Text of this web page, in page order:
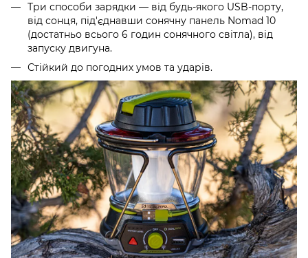
Три способи зарядки — від будь-якого USB-порту,
від сонця, під'єднавши сонячну панель Nomad 10
(достатньо всього 6 годин сонячного світла), від
запуску двигуна.
Стійкий до погодних умов та ударів.